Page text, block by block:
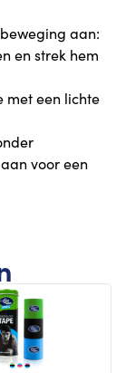
aan:
en strek hem
met een lichte
voor een